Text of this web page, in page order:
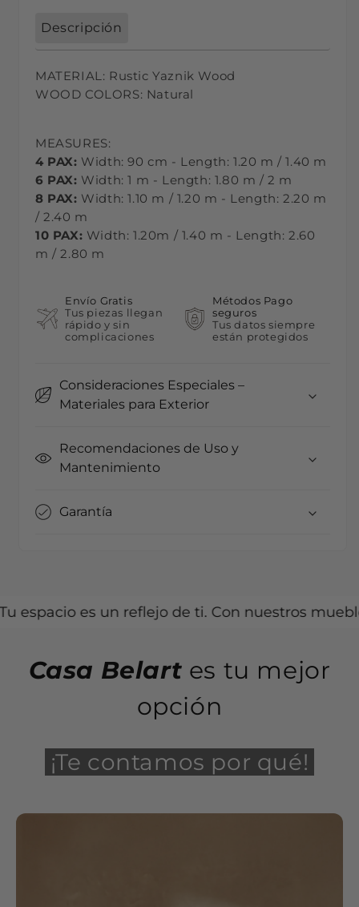
Descripción
MATERIAL: Rustic Yaznik Wood
WOOD COLORS: Natural
MEASURES:
4 PAX: Width: 90 cm - Length: 1.20 m / 1.40 m
6 PAX: Width: 1 m - Length: 1.80 m / 2 m
8 PAX: Width: 1.10 m / 1.20 m - Length: 2.20 m
/ 2.40 m
10 PAX: Width: 1.20m / 1.40 m - Length: 2.60
m / 2.80 m
Envío Gratis
Tus piezas llegan
rápido y sin
complicaciones
Métodos Pago
seguros
Tus datos siempre
están protegidos
Consideraciones Especiales –
Materiales para Exterior
Recomendaciones de Uso y
Mantenimiento
Garantía
es un reflejo de ti. Con nuestros muebles,
Casa Belart es tu mejor
opción
¡Te contamos por qué!